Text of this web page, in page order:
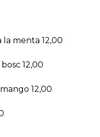
menta 12,00
12,00
12,00